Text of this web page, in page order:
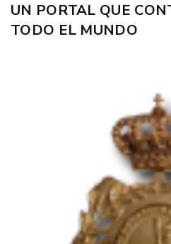
UN PORTAL QUE
TODO EL MUNDO